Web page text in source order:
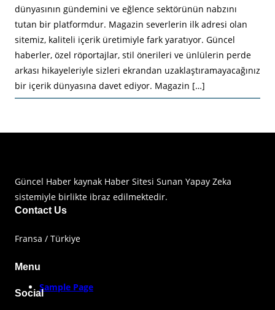
dünyasının gündemini ve eğlence sektörünün nabzını
tutan bir platformdur. Magazin severlerin ilk adresi olan
sitemiz, kaliteli içerik üretimiyle fark yaratıyor. Güncel
haberler, özel röportajlar, stil önerileri ve ünlülerin perde
arkası hikayeleriyle sizleri ekrandan uzaklaştıramayacağınız
bir içerik dünyasına davet ediyor. Magazin […]
Güncel Haber kaynak Haber Sitesi Sunan Yapay Zeka
sistemiyle birlikte ibraz edilmektedir.
Contact Us
Fransa / Türkiye
Menu
Sample Page
Social